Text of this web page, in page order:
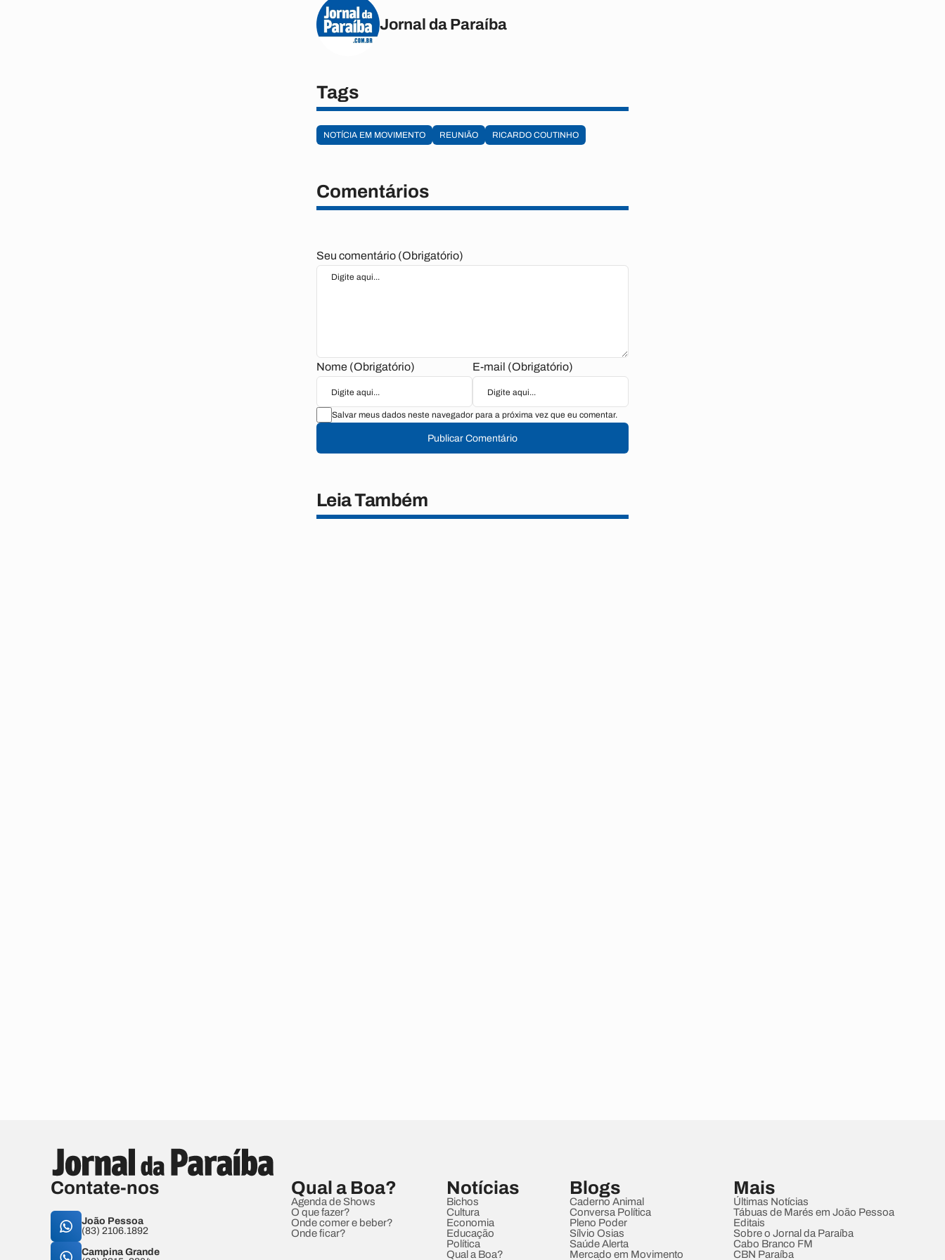
Jornal da Paraíba
Tags
NOTÍCIA EM MOVIMENTO REUNIÃO RICARDO COUTINHO
Comentários
Seu comentário (Obrigatório)
Nome (Obrigatório) E-mail (Obrigatório)
Salvar meus dados neste navegador para a próxima vez que eu comentar.
Publicar Comentário
Leia Também
Contate-nos
João Pessoa
(83) 2106.1892
Campina Grande
Qual a Boa?
Agenda de Shows
O que fazer?
Onde comer e beber?
Onde ficar?
Notícias
Bichos
Cultura
Economia
Educação
Política
Qual a Boa?
Blogs
Caderno Animal
Conversa Política
Pleno Poder
Sílvio Osias
Saúde Alerta
Mercado em Movimento
Mais
Últimas Notícias
Tábuas de Marés em João Pessoa
Editais
Sobre o Jornal da Paraíba
Cabo Branco FM
CBN Paraíba